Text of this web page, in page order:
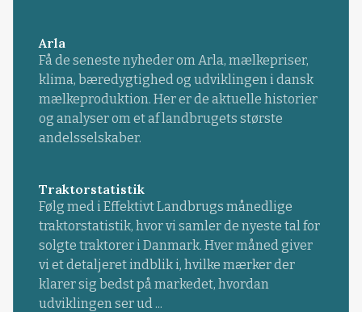
Arla
Få de seneste nyheder om Arla, mælkepriser,
klima, bæredygtighed og udviklingen i dansk
mælkeproduktion. Her er de aktuelle historier
og analyser om et af landbrugets største
andelsselskaber.
Traktorstatistik
Følg med i Effektivt Landbrugs månedlige
traktorstatistik, hvor vi samler de nyeste tal for
solgte traktorer i Danmark. Hver måned giver
vi et detaljeret indblik i, hvilke mærker der
klarer sig bedst på markedet, hvordan
udviklingen ser ud ...